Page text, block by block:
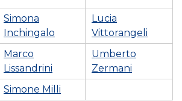
Simona
Inchingalo
Lucia
Vittorangeli
Marco
Lissandrini
Umberto
Zermani
Simone Milli